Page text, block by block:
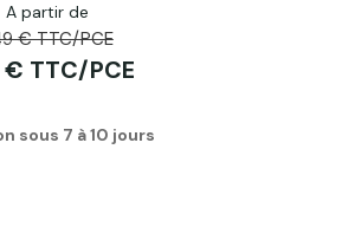
A partir de
€ TTC/PCE
€ TTC/PCE
sous 7 à 10 jours